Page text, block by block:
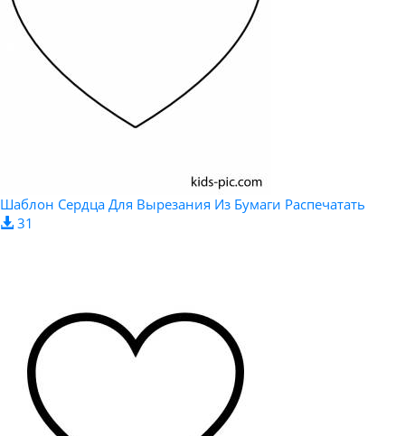
Шаблон Сердца Для Вырезания Из Бумаги Распечатать
31